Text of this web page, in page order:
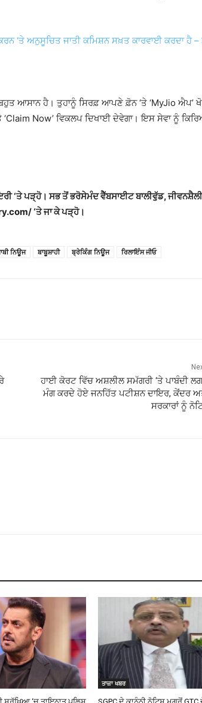
‘ਤੇ ਅਨੁਸੂਚਿਤ ਜਾਤੀ ਕਮਿਸ਼ਨ ਸਖ਼ਤ ਕਾਰਵਾਈ ਕਰਦਾ ਹੈ –
ਆਸਾਨ ਹੈ। ਤੁਹਾਨੂੰ ਸਿਰਫ਼ ਆਪਣੇ ਫ਼ੋਨ ‘ਤੇ ‘MyJio ਐਪ’
Now’ ਵਿਕਲਪ ਦਿਖਾਈ ਦੇਵੇਗਾ। ਇਸ ਸੇਵਾ ਨੂੰ
‘ਤੇ ਪੜ੍ਹੋ। ਸਭ ਤੋਂ ਭਰੋਸੇਮੰਦ ਵੈੱਬਸਾਈਟ ਬਾਲੀਵੁੱਡ,
‘ਤੇ ਜਾ ਕੇ ਪੜ੍ਹੋ।
ਨਿਊਜ ਬਾਬੂਸ਼ਾਹੀ ਬ੍ਰੇਕਿੰਗ ਨਿਊਜ ਰਿਲਾਇੰਸ ਜੀਓ
ਹਾਈ ਕੋਰਟ ਵਿੱਚ ਅਸ਼ਲੀਲ ਸਮੱਗਰੀ ‘ਤੇ ਪਾਬੰਦੀ
ਮੰਗ ਕਰਦੇ ਹੋਏ ਜਨਹਿੱਤ ਪਟੀਸ਼ਨ ਦਾਇਰ, ਕੇਂਦਰ
ਸਰਕਾਰਾਂ ਨੂੰ
ਤਾਜ਼ਾ ਖਬਰ